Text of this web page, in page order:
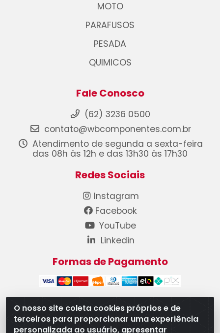
O nosso site coleta cookies próprios e de
terceiros para proporcionar uma experiência
personalizada ao usuário, apresentar
MOTO
PARAFUSOS
PESADA
QUIMICOS
Fale Conosco
(62) 3236 0500
contato@wbcomponentes.com.br
Atendimento de segunda a sexta-feira
das 08h às 12h e das 13h30 às 17h30
Redes Sociais
Instagram
Facebook
YouTube
Linkedin
Formas de Pagamento
WB Componentes Automotivos LTDA - CNPJ
08.528.393/0001-12 - Rua do Níquel, 667 - Parque